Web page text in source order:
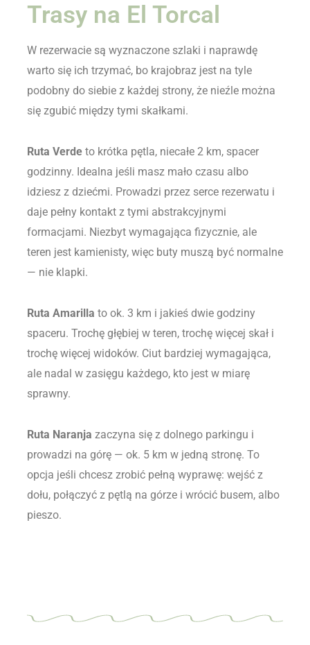
Trasy na El Torcal
W rezerwacie są wyznaczone szlaki i naprawdę
warto się ich trzymać, bo krajobraz jest na tyle
podobny do siebie z każdej strony, że nieźle można
się zgubić między tymi skałkami.
Ruta Verde to krótka pętla, niecałe 2 km, spacer
godzinny. Idealna jeśli masz mało czasu albo
idziesz z dziećmi. Prowadzi przez serce rezerwatu i
daje pełny kontakt z tymi abstrakcyjnymi
formacjami. Niezbyt wymagająca fizycznie, ale
teren jest kamienisty, więc buty muszą być normalne
— nie klapki.
Ruta Amarilla to ok. 3 km i jakieś dwie godziny
spaceru. Trochę głębiej w teren, trochę więcej skał i
trochę więcej widoków. Ciut bardziej wymagająca,
ale nadal w zasięgu każdego, kto jest w miarę
sprawny.
Ruta Naranja zaczyna się z dolnego parkingu i
prowadzi na górę — ok. 5 km w jedną stronę. To
opcja jeśli chcesz zrobić pełną wyprawę: wejść z
dołu, połączyć z pętlą na górze i wrócić busem, albo
pieszo.